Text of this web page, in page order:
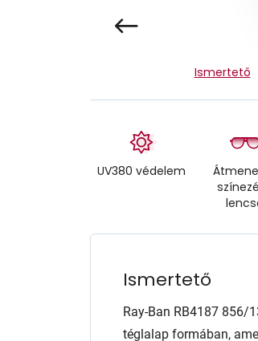
Ismertető
UV380 védelem
Ismertető
Ray-Ban RB4187 856/
téglalap formában,